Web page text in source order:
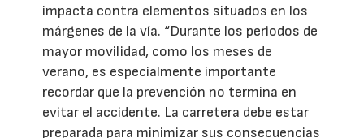
impacta contra elementos situados en los
márgenes de la vía. “Durante los periodos de
mayor movilidad, como los meses de
verano, es especialmente importante
recordar que la prevención no termina en
evitar el accidente. La carretera debe estar
preparada para minimizar sus consecuencias